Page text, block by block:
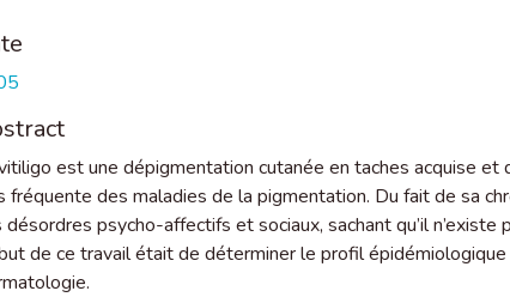
est une dépigmentation cutanée en taches acquise et
fréquente des maladies de la pigmentation. Du fait de sa
désordres psycho-affectifs et sociaux, sachant qu’il
de ce travail était de déterminer le profil